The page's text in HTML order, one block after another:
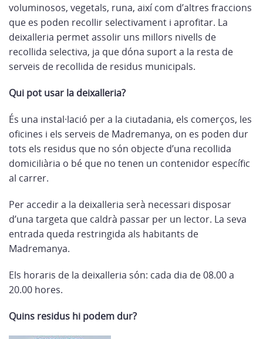
voluminosos, vegetals, runa, així com d’altres fraccions
que es poden recollir selectivament i aprofitar. La
deixalleria permet assolir uns millors nivells de
recollida selectiva, ja que dóna suport a la resta de
serveis de recollida de residus municipals.
Qui pot usar la deixalleria?
És una instal·lació per a la ciutadania, els comerços, les
oficines i els serveis de Madremanya, on es poden dur
tots els residus que no són objecte d’una recollida
domiciliària o bé que no tenen un contenidor específic
al carrer.
Per accedir a la deixalleria serà necessari disposar
d’una targeta que caldrà passar per un lector. La seva
entrada queda restringida als habitants de
Madremanya.
Els horaris de la deixalleria són: cada dia de 08.00 a
20.00 hores.
Quins residus hi podem dur?